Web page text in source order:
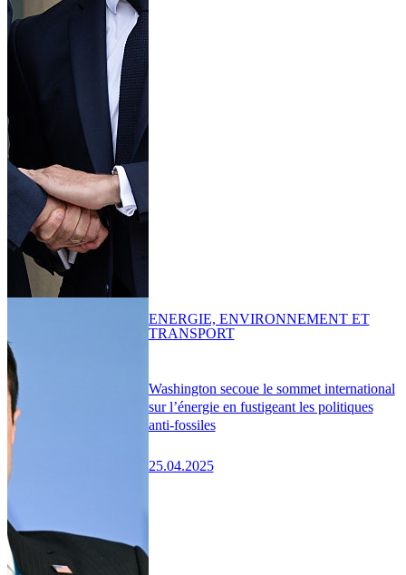
Washington secoue le sommet international
sur l’énergie en fustigeant les politiques
anti-fossiles
25.04.2025
ENERGIE, ENVIRONNEMENT ET
TRANSPORT